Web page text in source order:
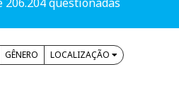
GÊNERO LOCALIZAÇÃO